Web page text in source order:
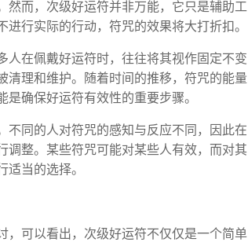
然而，次级好运符并非万能，它只是辅助工
行实际的行动，符咒的效果将大打折扣。
人在佩戴好运符时，往往将其视作固定不变
清理和维护。随着时间的推移，符咒的能量
确保好运符有效性的重要步骤。
不同的人对符咒的感知与反应不同，因此在
调整。某些符咒可能对某些人有效，而对其
当的选择。
，可以看出，次级好运符不仅仅是一个简单